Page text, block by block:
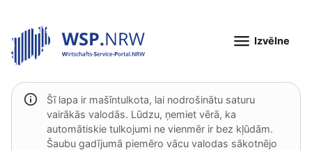
Izvēlne
Šī lapa ir mašīntulkota, lai nodrošinātu saturu
vairākās valodās. Lūdzu, ņemiet vērā, ka
automātiskie tulkojumi ne vienmēr ir bez kļūdām.
Šaubu gadījumā piemēro vācu valodas sākotnējo